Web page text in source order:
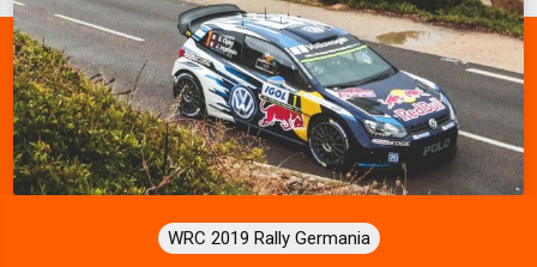
WRC 2019 Rally Germania